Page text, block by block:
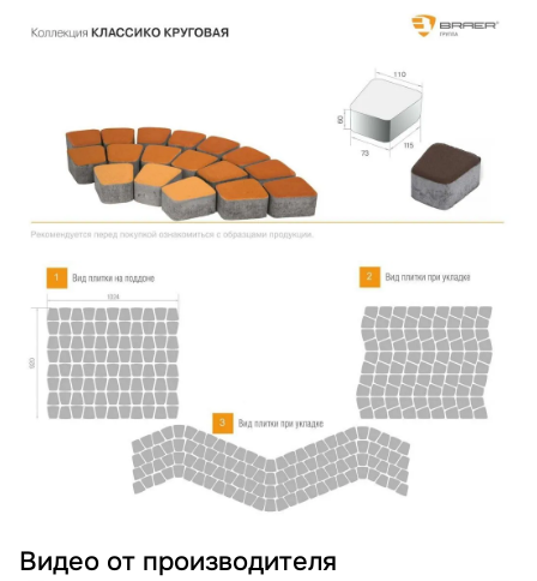
Видео от производителя